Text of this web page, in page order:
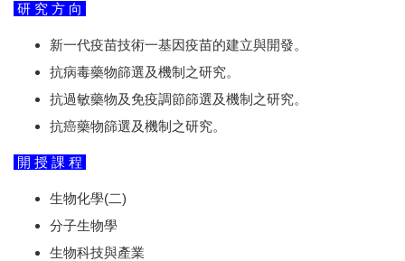
研 究 方 向
新一代疫苗技術一基因疫苗的建立與開發。
抗病毒藥物篩選及機制之研究。
抗過敏藥物及免疫調節篩選及機制之研究。
抗癌藥物篩選及機制之研究。
開 授 課 程
生物化學(二)
分子生物學
生物科技與產業